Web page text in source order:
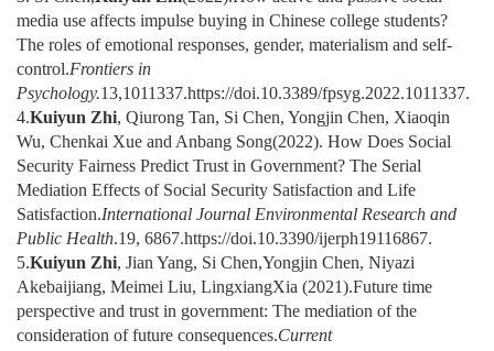
media use affects impulse buying in Chinese college students?
The roles of emotional responses, gender, materialism and self-
control.Frontiers in
Psychology.13,1011337.https://doi.10.3389/fpsyg.2022.1011337.
4.Kuiyun Zhi, Qiurong Tan, Si Chen, Yongjin Chen, Xiaoqin
Wu, Chenkai Xue and Anbang Song(2022). How Does Social
Security Fairness Predict Trust in Government? The Serial
Mediation Effects of Social Security Satisfaction and Life
Satisfaction.International Journal Environmental Research and
Public Health.19, 6867.https://doi.10.3390/ijerph19116867.
5.Kuiyun Zhi, Jian Yang, Si Chen,Yongjin Chen, Niyazi
Akebaijiang, Meimei Liu, LingxiangXia (2021).Future time
perspective and trust in government: The mediation of the
consideration of future consequences.Current